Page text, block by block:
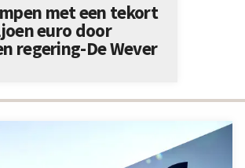
met een tekort
euro door
regering-De Wever